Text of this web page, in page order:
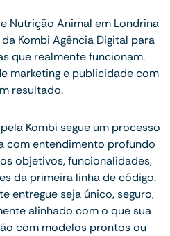
Nutrição Animal em Londrina
Kombi Agência Digital para
que realmente funcionam.
marketing e publicidade com
resultado.
Kombi segue um processo
com entendimento profundo
objetivos, funcionalidades,
da primeira linha de código.
entregue seja único, seguro,
alinhado com o que sua
com modelos prontos ou